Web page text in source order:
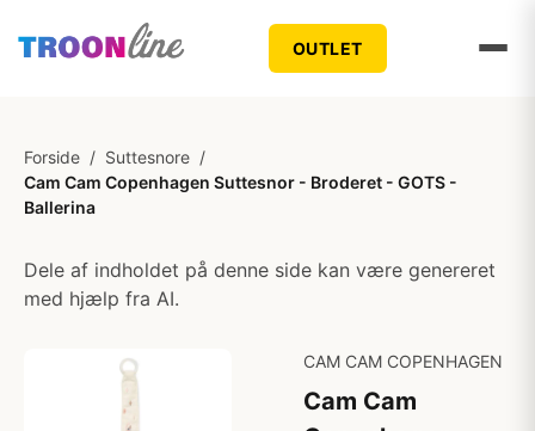
OUTLET
Forside / Suttesnore /
Cam Cam Copenhagen Suttesnor - Broderet - GOTS -
Ballerina
Dele af indholdet på denne side kan være genereret
med hjælp fra AI.
CAM CAM COPENHAGEN
Cam Cam